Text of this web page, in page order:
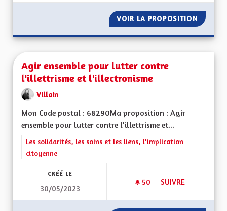
VOIR LA PROPOSITION
Agir ensemble pour lutter contre
l'illettrisme et l'illectronisme
Villain
Mon Code postal : 68290Ma proposition : Agir
ensemble pour lutter contre l'illettrisme et...
Filtrer les résultats de la catégorie : Les solidarités, les soins
Les solidarités, les soins et les liens, l'implication
citoyenne
CRÉÉ LE
30/05/2023
50 50 ABONNÉS
SUIVRE